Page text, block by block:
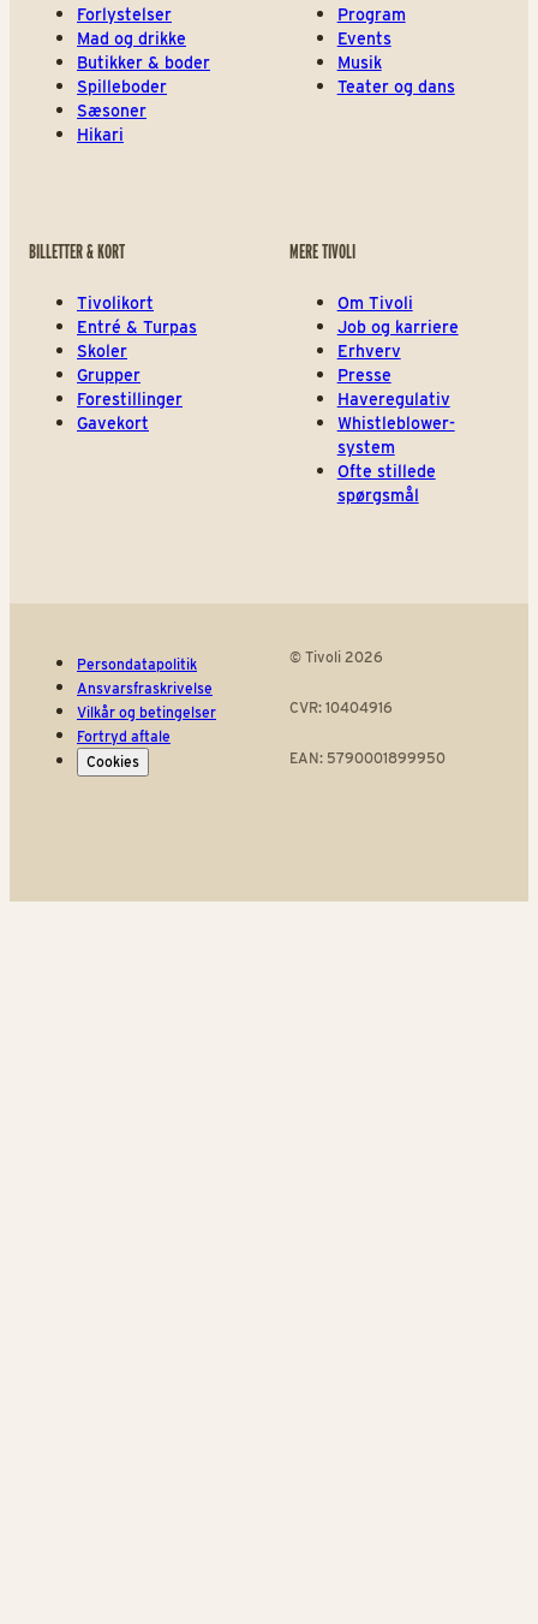
Forlystelser
Mad og drikke
Butikker & boder
Spilleboder
Sæsoner
Hikari
Program
Events
Musik
Teater og dans
BILLETTER & KORT
Tivolikort
Entré & Turpas
Skoler
Grupper
Forestillinger
Gavekort
MERE TIVOLI
Om Tivoli
Job og karriere
Erhverv
Presse
Haveregulativ
Whistleblower-
system
Ofte stillede
spørgsmål
Persondatapolitik
Ansvarsfraskrivelse
Vilkår og betingelser
Fortryd aftale
Cookies
© Tivoli 2026
CVR: 10404916
EAN: 5790001899950